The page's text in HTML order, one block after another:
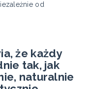
od
że każdy
tak, jak
naturalnie